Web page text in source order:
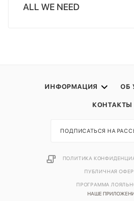
ALL WE NEED
ИНФОРМАЦИЯ ОБ
КОНТАКТЫ
НАШЕ
ПОДПИСАТЬСЯ НА
ПОЛИТИКА
ПУБЛИЧНАЯ
ПРОГРАММА